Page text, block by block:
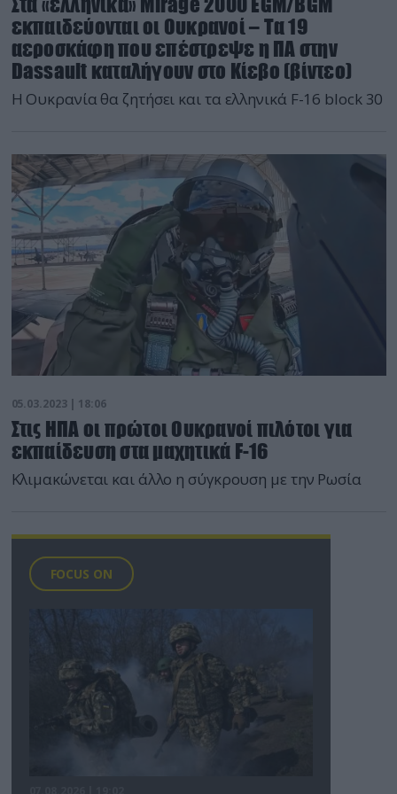
εκπαιδεύονται οι Ουκρανοί – Τα 19
αεροσκάφη που επέστρεψε η ΠΑ στην
Dassault καταλήγουν στο Κίεβο (βίντεο)
Η Ουκρανία θα ζητήσει και τα ελληνικά F-16 block 30
05.03.2023 | 18:06
Στις ΗΠΑ οι πρώτοι Ουκρανοί πιλότοι για
εκπαίδευση στα μαχητικά F-16
Κλιμακώνεται και άλλο η σύγκρουση με την Ρωσία
FOCUS ON